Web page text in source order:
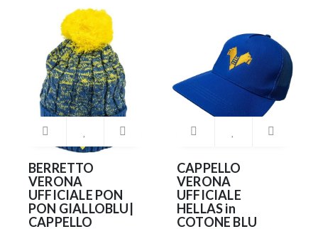
BERRETTO
VERONA
UFFICIALE PON
PON GIALLOBLU|
CAPPELLO
CAPPELLO
VERONA
UFFICIALE
HELLAS in
COTONE BLU